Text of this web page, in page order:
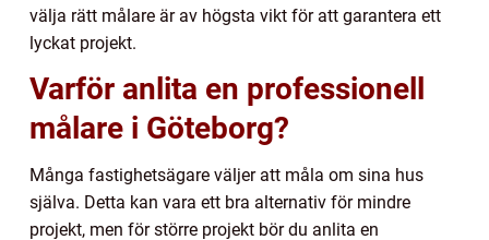
välja rätt målare är av högsta vikt för att garantera ett
lyckat projekt.
Varför anlita en professionell
målare i Göteborg?
Många fastighetsägare väljer att måla om sina hus
själva. Detta kan vara ett bra alternativ för mindre
projekt, men för större projekt bör du anlita en